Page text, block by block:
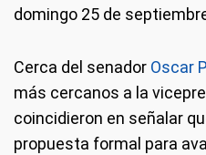
domingo 25 de
Cerca del senador Oscar
más cercanos a la
coincidieron en señalar
propuesta formal para